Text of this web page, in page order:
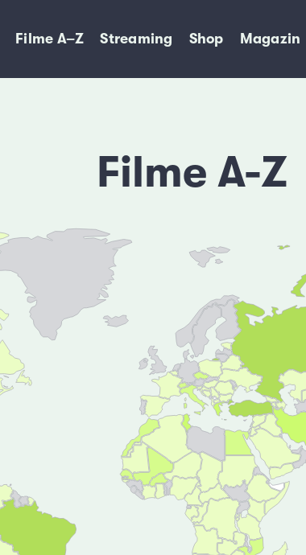
Filme A–Z Streaming Shop Magazin
Filme A-Z